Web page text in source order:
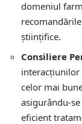
domeniul
științifice.
Consiliere
interacțiunilor
celor mai
asigurându-
eficient